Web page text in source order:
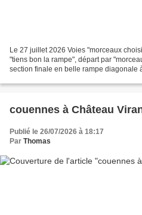
Le 27 juillet 2026 Voies "morceaux
"tiens bon la rampe", départ par
section finale en belle rampe diagonale
couennes à Château
Publié le 26/07/2026 à 18:17
Par Thomas